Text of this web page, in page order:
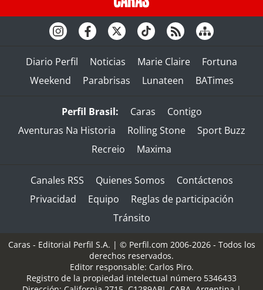
Diario Perfil Noticias Marie Claire
Fortuna
Weekend
Parabrisas Lunateen BATimes
Perfil Brasil: Caras
Contigo
Aventuras Na Historia
Rolling Stone
Sport Buzz
Recreio
Maxima
Canales RSS Quienes Somos
Contáctenos
Privacidad
Equipo
Reglas de participación
Tránsito
Caras - Editorial Perfil S.A. | © Perfil.com 2006-2026 - Todos los
derechos reservados.
Editor responsable: Carlos Piro.
Registro de la propiedad intelectual número 5346433